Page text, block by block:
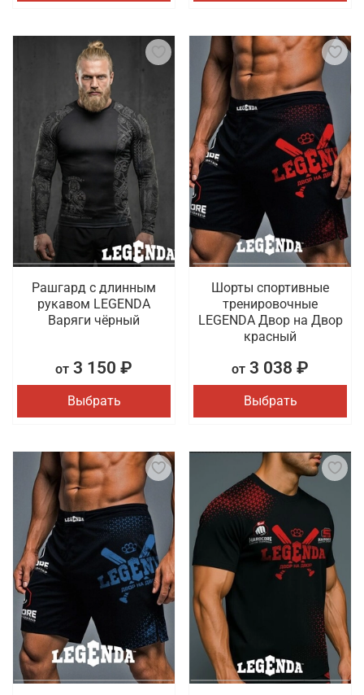
Рашгард с длинным
рукавом LEGENDA
Варяги чёрный
от 3 150 ₽
Выбрать
Шорты спортивные
тренировочные
LEGENDA Двор на Двор
красный
от 3 038 ₽
Выбрать